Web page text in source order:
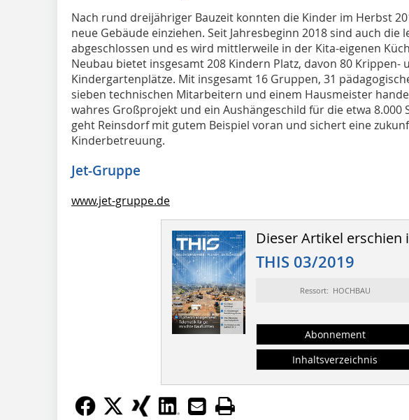
Nach rund dreijähriger Bauzeit konnten die Kinder im Herbst
neue Gebäude einziehen. Seit Jahresbeginn 2018 sind auch die
abgeschlossen und es wird mittlerweile in der Kita-eigenen
Neubau bietet insgesamt 208 Kindern Platz, davon 80 Krippen-
Kindergartenplätze. Mit insgesamt 16 Gruppen, 31
sieben technischen Mitarbeitern und einem Hausmeister
wahres Großprojekt und ein Aushängeschild für die etwa 8.000
geht Reinsdorf mit gutem Beispiel voran und sichert eine
Kinderbetreuung.
Jet-Gruppe
www.jet-gruppe.de
Dieser Artikel erschien
THIS 03/2019
Ressort: HOCHBAU
Abonnement
Inhaltsverzeichnis